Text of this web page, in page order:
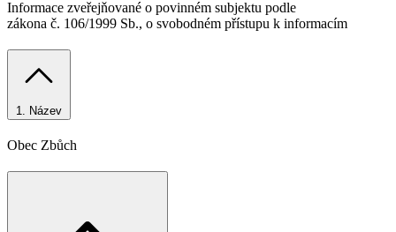
Informace zveřejňované o povinném subjektu podle
zákona č. 106/1999 Sb., o svobodném přístupu k informacím
1. Název
Obec Zbůch